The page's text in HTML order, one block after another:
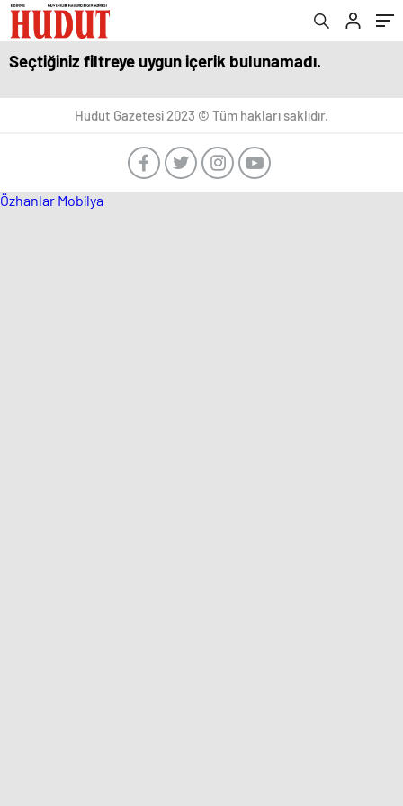
Seçtiğiniz filtreye uygun içerik bulunamadı.
Hudut Gazetesi 2023 © Tüm hakları saklıdır.
Özhanlar Mobilya